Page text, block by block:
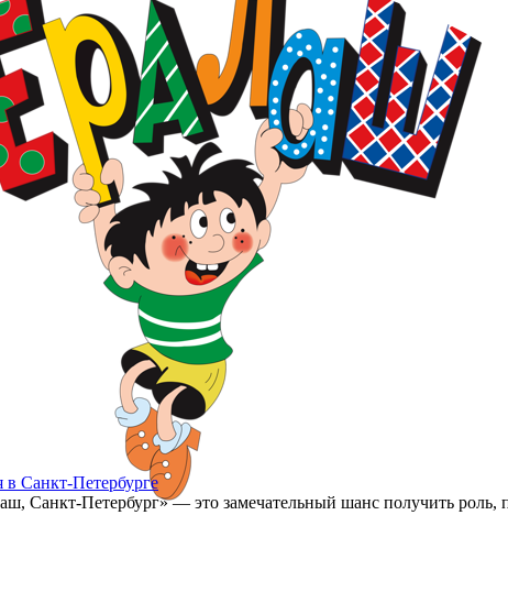
Санкт-Петербурге
Санкт-Петербург» — это замечательный шанс получить